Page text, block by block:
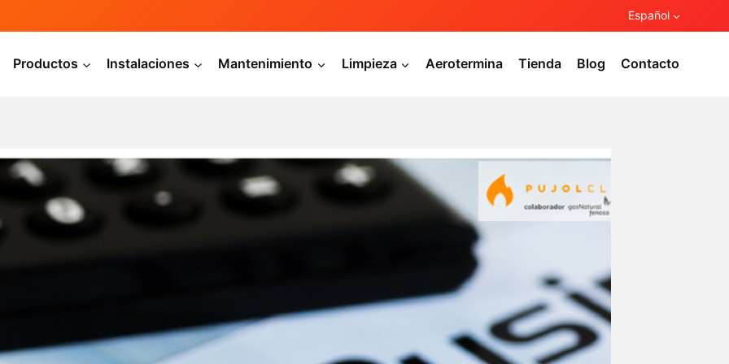
Español
Productos Instalaciones Mantenimiento Limpieza Aerotermina Tienda Blog Contacto